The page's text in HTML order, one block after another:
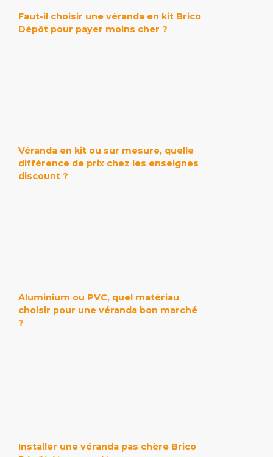
Faut-il choisir une véranda en kit Brico
Dépôt pour payer moins cher ?
Véranda en kit ou sur mesure, quelle
différence de prix chez les enseignes
discount ?
Aluminium ou PVC, quel matériau
choisir pour une véranda bon marché
?
Installer une véranda pas chère Brico